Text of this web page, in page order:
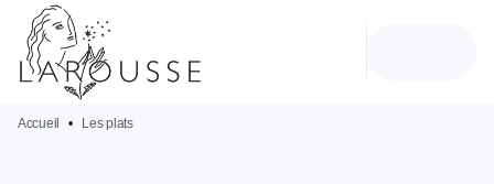
MENU
PIED DE PAGE
Accueil • Les plats